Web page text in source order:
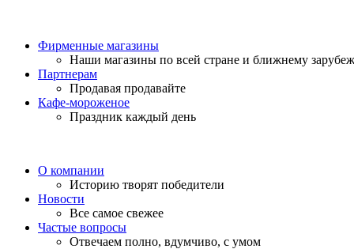
Фирменные магазины
Наши магазины по всей стране и ближнему
Партнерам
Продавая продавайте
Кафе-мороженое
Праздник каждый день
О компании
Историю творят победители
Новости
Все самое свежее
Частые вопросы
Отвечаем полно, вдумчиво, с умом